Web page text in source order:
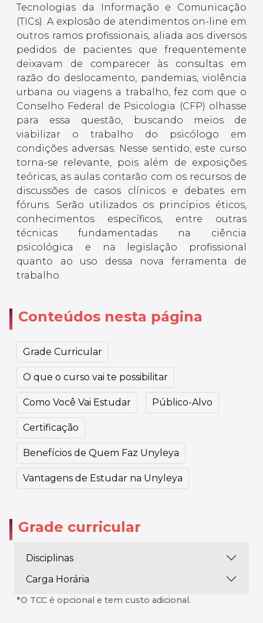
Tecnologias da Informação e Comunicação
(TICs). A explosão de atendimentos on-line em
outros ramos profissionais, aliada aos diversos
pedidos de pacientes que frequentemente
deixavam de comparecer às consultas em
razão do deslocamento, pandemias, violência
urbana ou viagens a trabalho, fez com que o
Conselho Federal de Psicologia (CFP) olhasse
para essa questão, buscando meios de
viabilizar o trabalho do psicólogo em
condições adversas. Nesse sentido, este curso
torna-se relevante, pois além de exposições
teóricas, as aulas contarão com os recursos de
discussões de casos clínicos e debates em
fóruns. Serão utilizados os princípios éticos,
conhecimentos específicos, entre outras
técnicas fundamentadas na ciência
psicológica e na legislação profissional
quanto ao uso dessa nova ferramenta de
trabalho.
Conteúdos nesta página
Grade Curricular
O que o curso vai te possibilitar
Como Você Vai Estudar Público-Alvo
Certificação
Benefícios de Quem Faz Unyleya
Vantagens de Estudar na Unyleya
Grade curricular
Disciplinas
Carga Horária
*O TCC é opcional e tem custo adicional.